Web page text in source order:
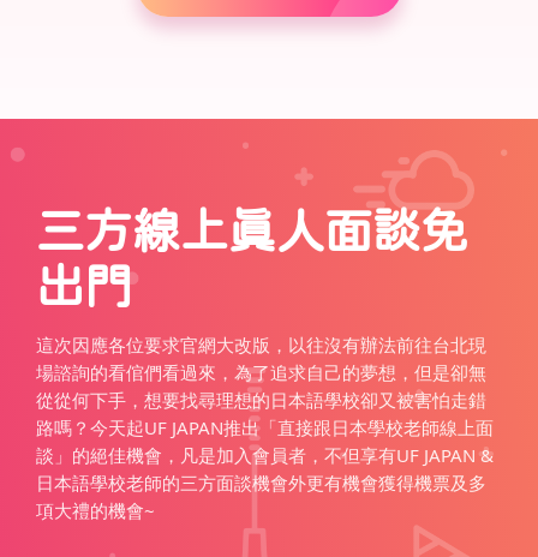
三方線上真人面談免
出門
這次因應各位要求官網大改版，以往沒有辦法前往台北現
場諮詢的看倌們看過來，為了追求自己的夢想，但是卻無
從從何下手，想要找尋理想的日本語學校卻又被害怕走錯
路嗎？今天起UF JAPAN推出「直接跟日本學校老師線上面
談」的絕佳機會，凡是加入會員者，不但享有UF JAPAN &
日本語學校老師的三方面談機會外更有機會獲得機票及多
項大禮的機會~